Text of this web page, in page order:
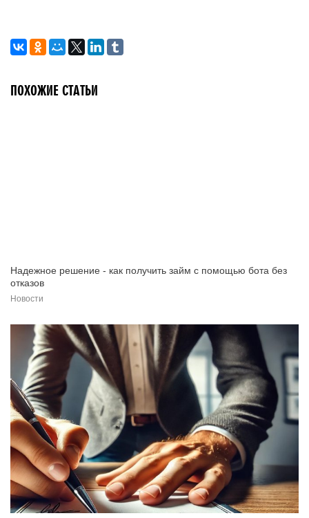
ПОХОЖИЕ СТАТЬИ
Надежное решение - как получить займ с помощью бота без
отказов
Новости